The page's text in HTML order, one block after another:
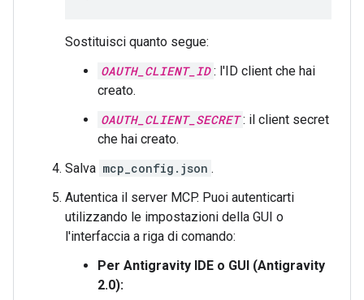
Sostituisci quanto segue:
OAUTH_CLIENT_ID : l'ID client che hai
creato.
OAUTH_CLIENT_SECRET : il client secret
che hai creato.
Salva mcp_config.json .
Autentica il server MCP. Puoi autenticarti
utilizzando le impostazioni della GUI o
l'interfaccia a riga di comando:
Per Antigravity IDE o GUI (Antigravity
2.0):